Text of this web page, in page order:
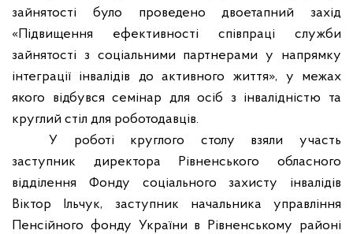
зайнятості було проведенодвоетапний захід
«Підвищення ефективності співпраці служби
зайнятості з соціальними партнерами у напрямку
інтеграції інвалідів до активного життя», у межах
якого відбувся семінар для осіб з інвалідністю та
круглий стіл для роботодавців.
У роботі круглого столу взяли участь
заступник директора Рівненського обласного
відділення Фонду соціального захисту інвалідів
Віктор Ільчук, заступник начальника управління
Пенсійного фонду України в Рівненському районі